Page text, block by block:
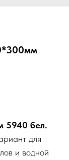
5940 бел.
для
и водной